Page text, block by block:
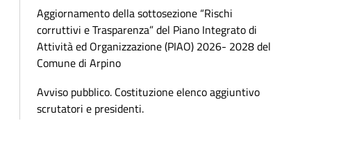
Aggiornamento della sottosezione “Rischi
corruttivi e Trasparenza” del Piano Integrato di
Attività ed Organizzazione (PIAO) 2026- 2028 del
Comune di Arpino
Avviso pubblico. Costituzione elenco aggiuntivo
scrutatori e presidenti.